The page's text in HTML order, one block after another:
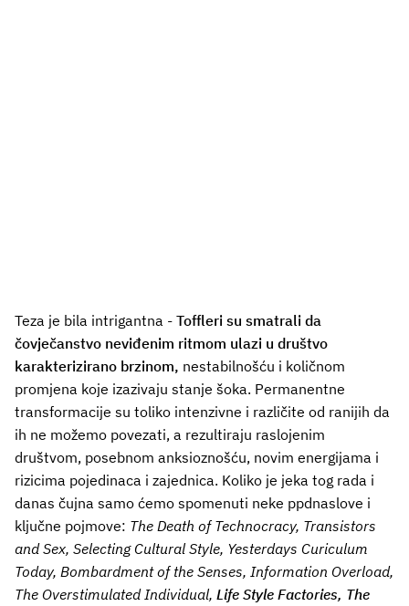
Teza je bila intrigantna - Toffleri su smatrali da
čovječanstvo neviđenim ritmom ulazi u društvo
karakterizirano brzinom, nestabilnošću i količnom
promjena koje izazivaju stanje šoka. Permanentne
transformacije su toliko intenzivne i različite od ranijih da
ih ne možemo povezati, a rezultiraju raslojenim
društvom, posebnom anksioznošću, novim energijama i
rizicima pojedinaca i zajednica. Koliko je jeka tog rada i
danas čujna samo ćemo spomenuti neke ppdnaslove i
ključne pojmove: The Death of Technocracy, Transistors
and Sex, Selecting Cultural Style, Yesterdays Curiculum
Today, Bombardment of the Senses, Information Overload,
The Overstimulated Individual, Life Style Factories, The